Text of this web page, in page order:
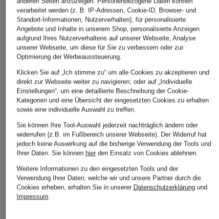
verarbeitet werden (z. B. IP-Adressen, Cookie-ID, Browser- und
Standort-Informationen, Nutzerverhalten), für personalisierte
Angebote und Inhalte in unserem Shop, personalisierte Anzeigen
aufgrund Ihres Nutzerverhaltens auf unserer Webseite, Analyse
unserer Webseite, um diese für Sie zu verbessern oder zur
Optimierung der Werbeaussteuerung.
Klicken Sie auf „Ich stimme zu“ um alle Cookies zu akzeptieren und
direkt zur Webseite weiter zu navigieren; oder auf „Individuelle
Einstellungen“, um eine detaillierte Beschreibung der Cookie-
Kategorien und eine Übersicht der eingesetzten Cookies zu erhalten
sowie eine individuelle Auswahl zu treffen.
Sie können Ihre Tool-Auswahl jederzeit nachträglich ändern oder
widerrufen (z.B. im Fußbereich unserer Webseite). Der Widerruf hat
jedoch keine Auswirkung auf die bisherige Verwendung der Tools und
Ihrer Daten. Sie können hierden Einsatz von Cookies ablehnen.
Weitere Informationen zu den eingesetzten Tools und der
Verwendung Ihrer Daten, welche wir und unsere Partner durch die
Cookies erheben, erhalten Sie in unserer Datenschutzerklärungund
Impressum.